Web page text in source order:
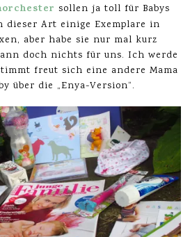
sollen ja toll für Babys
dieser Art einige Exemplare in
aber habe sie nur mal kurz
doch nichts für uns. Ich werde
freut sich eine andere Mama
über die „Enya-Version“.